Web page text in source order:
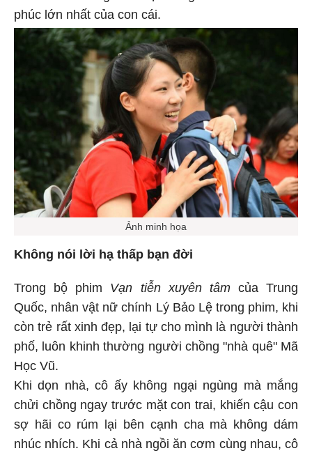
phúc lớn nhất của con cái.
Ảnh minh họa
Không nói lời hạ thấp bạn đời
Trong bộ phim Vạn tiễn xuyên tâm của Trung
Quốc, nhân vật nữ chính Lý Bảo Lệ trong phim, khi
còn trẻ rất xinh đẹp, lại tự cho mình là người thành
phố, luôn khinh thường người chồng "nhà quê" Mã
Học Vũ.
Khi dọn nhà, cô ấy không ngại ngùng mà mắng
chửi chồng ngay trước mặt con trai, khiến cậu con
sợ hãi co rúm lại bên cạnh cha mà không dám
nhúc nhích. Khi cả nhà ngồi ăn cơm cùng nhau, cô